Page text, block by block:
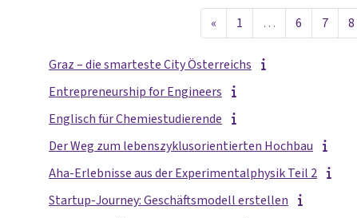
« Vorherige Seite
1 Seite 1
… 6 Seite 6
7Seite 7
8
Graz – die smarteste City Österreichs
Entrepreneurship for Engineers
Englisch für Chemiestudierende
Der Weg zum lebenszyklusorientierten Hochbau
Aha-Erlebnisse aus der Experimentalphysik Teil 2
Startup-Journey: Geschäftsmodell erstellen